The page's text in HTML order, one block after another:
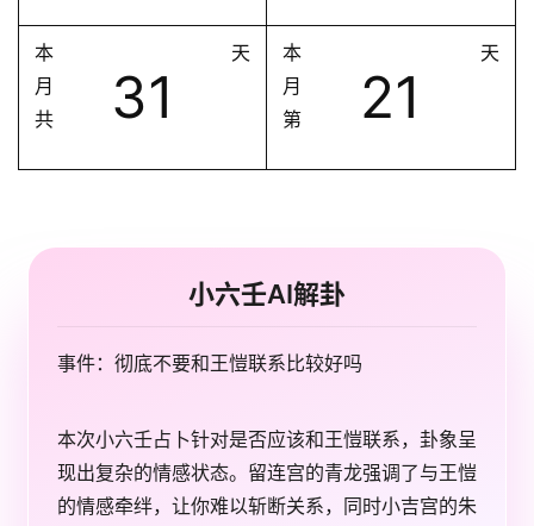
本
月
共
31
天
本
月
第
21
天
小六壬AI解卦
事件：彻底不要和王愷联系比较好吗
本次小六壬占卜针对是否应该和王愷联系，卦象呈
现出复杂的情感状态。留连宫的青龙强调了与王愷
的情感牵绊，让你难以斩断关系，同时小吉宫的朱